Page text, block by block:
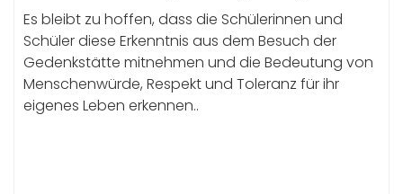
Es bleibt zu hoffen, dass die Schülerinnen und
Schüler diese Erkenntnis aus dem Besuch der
Gedenkstätte mitnehmen und die Bedeutung von
Menschenwürde, Respekt und Toleranz für ihr
eigenes Leben erkennen..